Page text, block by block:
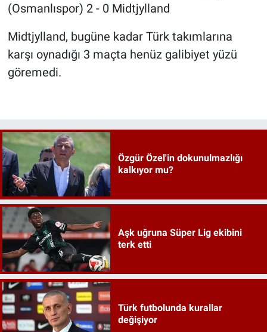
(Osmanlıspor) 2 - 0 Midtjylland
Midtjylland, bugüne kadar Türk takımlarına
karşı oynadığı 3 maçta henüz galibiyet yüzü
göremedi.
Özgür Özel'in dokunulmazlığı
kalkıyor mu?
Aşk uğruna Süper Lig ekibini
terk etti
Türk futbolunda kurallar
değişiyor